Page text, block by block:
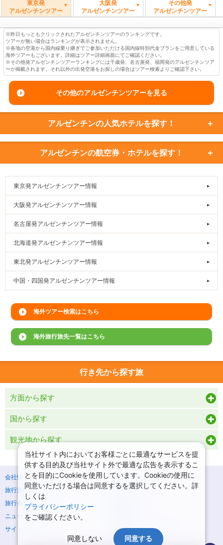
東京発
アルゼンチンツアー
大阪発
アルゼンチンツアー
その他発
アルゼンチンツアー
※昨日もっともクリックされたアルゼンチンツアーのランキングです。
ツアーが無い場合はランキングが表示されません。
※各地の空港から国内線乗り継ぎでご参加いただける国内線特別代金プランをご用意している
海外ツアーもございます。詳細はツアー詳細画面にてご確認ください。
※その他発アルゼンチンツアーランキングには千歳発、名古屋発、福岡発のアルゼンチンツア
ーが掲載されます。それ以外の出発空港をお探しの場合はツアー検索よりご確認下さい。
その他のアルゼンチンツアーを見る
アルゼンチンの人気ホテルを探す！
アルゼンチンの航空券・ホテルを探す！
東京発アルゼンチンツアー情報
大阪発アルゼンチンツアー情報
名古屋発アルゼンチンツアー情報
北海道発アルゼンチンツアー情報
東北発アルゼンチンツアー情報
中国・四国発アルゼンチンツアー情報
海外ツアー検索はこちら
海外旅行旅先一覧はこちら
行き先から探す旅
方面から探す
国から探す
観光地から探す
会社情報
プライバシーポリシー
旅行業登録票・約款
規約集
旅行条件書
ニュースリリース
サイトマップ
システムメンテナンスの
お知らせ
当社サイト内においてお客様ごとに最適なサービスを提
供する目的及び当社サイト外で最適な広告を表示するこ
とを目的にCookieを使用しています。Cookieの使用に
同意いただける場合は同意するを選択してください。詳
しくは
プライバシーポリシー
をご確認ください。
同意しない 同意する